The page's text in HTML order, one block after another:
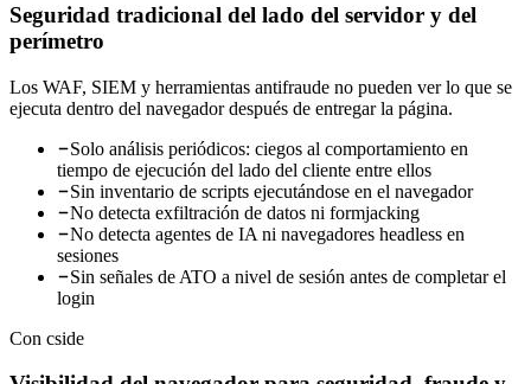
Seguridad tradicional del lado del servidor y del
perímetro
Los WAF, SIEM y herramientas antifraude no pueden ver lo que se
ejecuta dentro del navegador después de entregar la página.
Solo análisis periódicos: ciegos al comportamiento en
tiempo de ejecución del lado del cliente entre ellos
Sin inventario de scripts ejecutándose en el navegador
No detecta exfiltración de datos ni formjacking
No detecta agentes de IA ni navegadores headless en
sesiones
Sin señales de ATO a nivel de sesión antes de completar el
login
Con cside